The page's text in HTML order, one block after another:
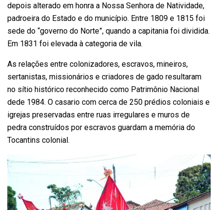
depois alterado em honra a Nossa Senhora de Natividade,
padroeira do Estado e do município. Entre 1809 e 1815 foi
sede do “governo do Norte”, quando a capitania foi dividida.
Em 1831 foi elevada à categoria de vila.
As relações entre colonizadores, escravos, mineiros,
sertanistas, missionários e criadores de gado resultaram
no sítio histórico reconhecido como Patrimônio Nacional
dede 1984. O casario com cerca de 250 prédios coloniais e
igrejas preservadas entre ruas irregulares e muros de
pedra construídos por escravos guardam a memória do
Tocantins colonial.